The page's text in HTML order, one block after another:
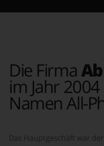
Die Firma
im Jahr
Namen All-
Das Hauptgeschäft war